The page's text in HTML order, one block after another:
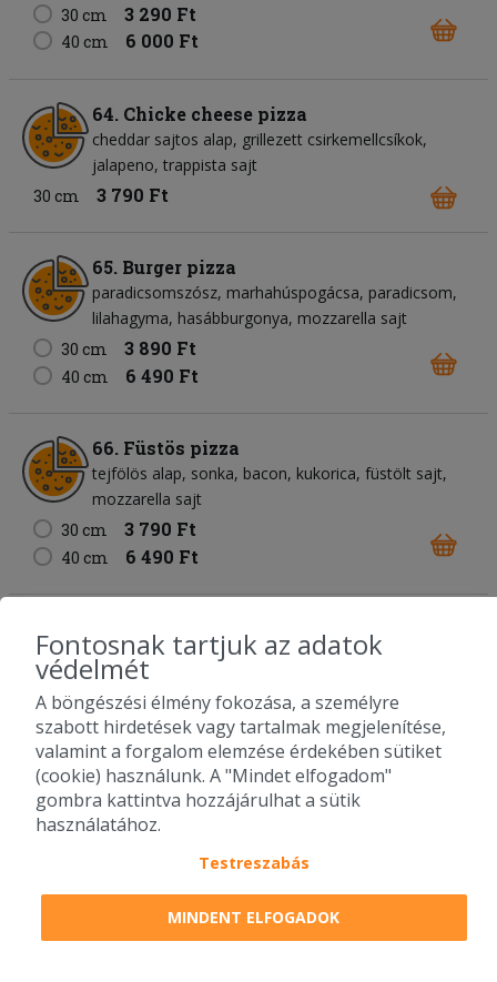
30 cm 3 290 Ft
40 cm 6 000 Ft
64. Chicke cheese pizza
cheddar sajtos alap grillezett csirkemellcsíkok
jalapeno trappista sajt
30 cm
3 790 Ft
65. Burger pizza
paradicsomszósz marhahúspogácsa paradicsom
lilahagyma hasábburgonya mozzarella sajt
30 cm
3 890 Ft
40 cm 6 490 Ft
66. Füstös pizza
tejfölös alap sonka bacon kukorica füstölt sajt
mozzarella sajt
30 cm
3 790 Ft
40 cm 6 490 Ft
67. Carbonara pizza
fokhagymás-tejfölös alap sonka bacon
füstölt sajt
30 cm
3 890 Ft
40 cm 6 490 Ft
68. Füstös BBQ pizza
BBQ alap
mozzarella sajt
30 cm
3 790 Ft
6 490 Ft
Fontosnak tartjuk az adatok
védelmét
A böngészési élmény fokozása, a személyre
szabott hirdetések vagy tartalmak megjelenítése,
valamint a forgalom elemzése érdekében sütiket
(cookie) használunk. A "Mindet elfogadom"
gombra kattintva hozzájárulhat a sütik
használatához.
Testreszabás
MINDENT ELFOGADOK